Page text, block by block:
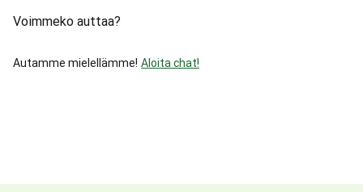
Voimmeko auttaa?
Autamme mielellämme! Aloita chat!